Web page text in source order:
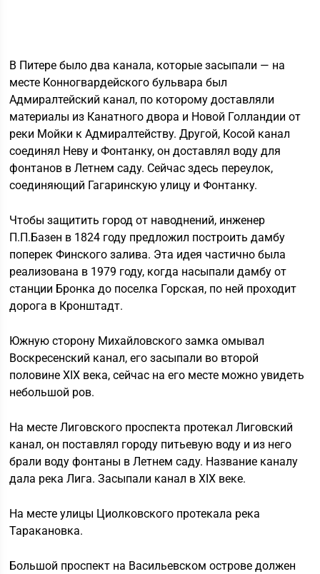
В Питере было два канала, которые засыпали — на
месте Конногвардейского бульвара был
Адмиралтейский канал, по которому доставляли
материалы из Канатного двора и Новой Голландии от
реки Мойки к Адмиралтейству. Другой, Косой канал
соединял Неву и Фонтанку, он доставлял воду для
фонтанов в Летнем саду. Сейчас здесь переулок,
соединяющий Гагаринскую улицу и Фонтанку.
Чтобы защитить город от наводнений, инженер
П.П.Базен в 1824 году предложил построить дамбу
поперек Финского залива. Эта идея частично была
реализована в 1979 году, когда насыпали дамбу от
станции Бронка до поселка Горская, по ней проходит
дорога в Кронштадт.
Южную сторону Михайловского замка омывал
Воскресенский канал, его засыпали во второй
половине ХIX века, сейчас на его месте можно увидеть
небольшой ров.
На месте Лиговского проспекта протекал Лиговский
канал, он поставлял городу питьевую воду и из него
брали воду фонтаны в Летнем саду. Название каналу
дала река Лига. Засыпали канал в ХIХ веке.
На месте улицы Циолковского протекала река
Таракановка.
Большой проспект на Васильевском острове должен